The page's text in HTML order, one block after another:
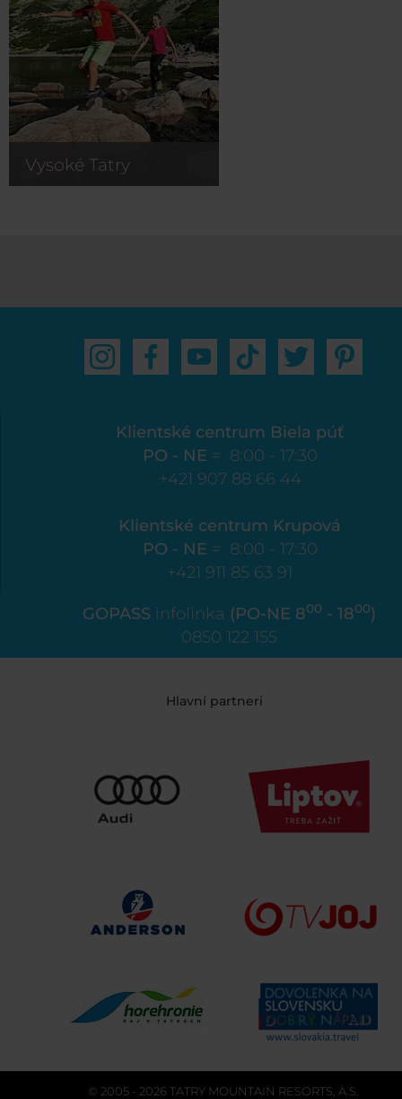
Vysoké Tatry
Klientské centrum Biela púť
PO - NE = 8:00 - 17:30
+421 907 88 66 44
Klientské centrum Krupová
PO - NE = 8:00 - 17:30
+421 911 85 63 91
GOPASS infolinka (PO-NE 800 - 1800)
0850 122 155
Hlavní partneri
© 2005 - 2026 TATRY MOUNTAIN RESORTS, A.S.